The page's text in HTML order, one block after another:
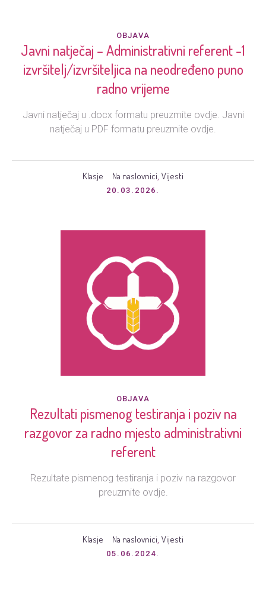
OBJAVA
Javni natječaj – Administrativni referent -1
izvršitelj/izvršiteljica na neodređeno puno
radno vrijeme
Javni natječaj u .docx formatu preuzmite ovdje. Javni
natječaj u PDF formatu preuzmite ovdje.
Klasje Na naslovnici, Vijesti
20.03.2026.
OBJAVA
Rezultati pismenog testiranja i poziv na
razgovor za radno mjesto administrativni
referent
Rezultate pismenog testiranja i poziv na razgovor
preuzmite ovdje.
Klasje Na naslovnici, Vijesti
05.06.2024.